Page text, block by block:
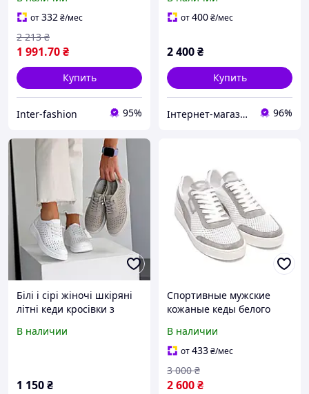
от332₴/мес
1 991.70₴
2 213 ₴
Купить
Inter-fashion 95%
от400₴/мес
2 400₴
Купить
Інтернет-магазин Kotomka 96%
Білі і сірі жіночі шкіряні
літні кеди кросівки з
підошві
В наличии
1 150₴
Спортивные мужские
кожаные кеды белого
вставками с
перфорацией
В наличии
от433₴/мес
2 600₴
3 000 ₴